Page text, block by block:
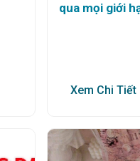
qua mọi giới
Xem Chi Tiết